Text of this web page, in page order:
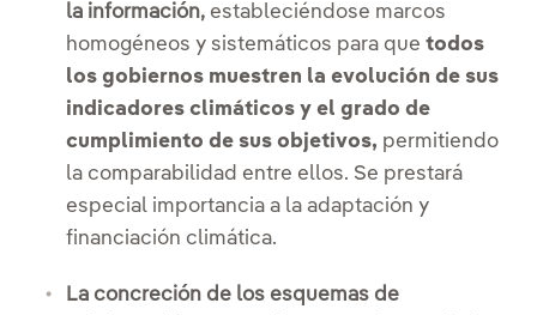
la información, estableciéndose marcos
homogéneos y sistemáticos para que todos
los gobiernos muestren la evolución de sus
indicadores climáticos y el grado de
cumplimiento de sus objetivos, permitiendo
la comparabilidad entre ellos. Se prestará
especial importancia a la adaptación y
financiación climática.
La concreción de los esquemas de